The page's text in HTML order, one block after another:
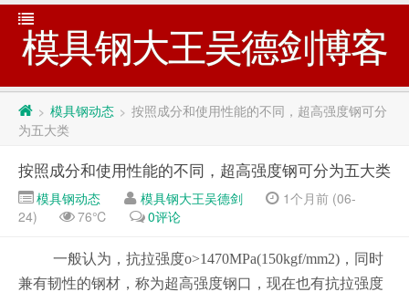
模具钢大王吴德剑博客
> 模具钢动态 > 按照成分和使用性能的不同，超高强度钢可分
为五大类
按照成分和使用性能的不同，超高强度钢可分为五大类
模具钢动态 模具钢大王吴德剑
1个月前 (06-
24)
76℃ 0评论
一般认为，抗拉强度o>1470MPa(150kgf/mm2)，同时
兼有韧性的钢材，称为超高强度钢口，现在也有抗拉强度